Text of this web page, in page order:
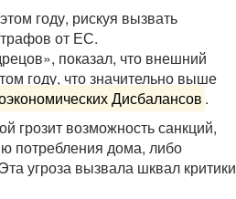
году, рискуя вызвать
от ЕС.
показал, что внешний
году, что значительно выше
Дисбалансов .
грозит возможность санкций,
потребления дома, либо
угроза вызвала шквал критики